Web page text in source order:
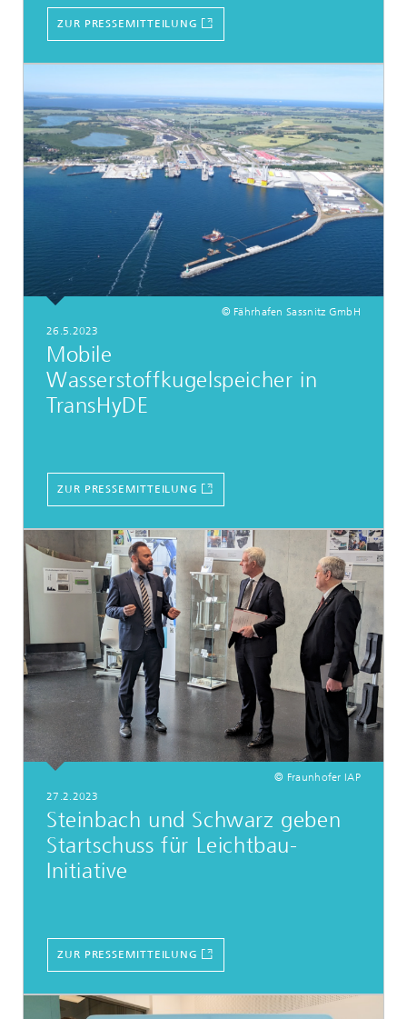
ZUR PRESSEMITTEILUNG
© Fährhafen Sassnitz GmbH
26.5.2023
Mobile
Wasserstoffkugelspeicher in
TransHyDE
ZUR PRESSEMITTEILUNG
© Fraunhofer IAP
27.2.2023
Steinbach und Schwarz geben
Startschuss für Leichtbau-
Initiative
ZUR PRESSEMITTEILUNG